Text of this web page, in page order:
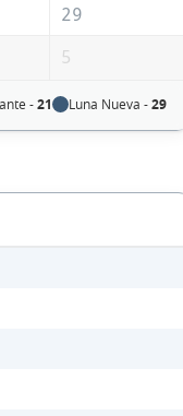
29
5
-21 Luna Nueva -29